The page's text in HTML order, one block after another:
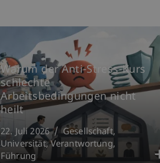
Warum der Anti-Stress-Kurs
schlechte
Arbeitsbedingungen nicht
heilt
22. Juli 2026
Gesellschaft
Universität Verantwortung
Führung